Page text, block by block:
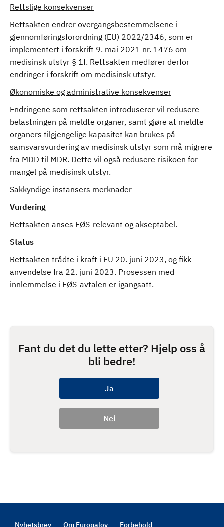
Rettslige konsekvenser
Rettsakten endrer overgangsbestemmelsene i
gjennomføringsforordning (EU) 2022/2346, som er
implementert i forskrift 9. mai 2021 nr. 1476 om
medisinsk utstyr § 1f. Rettsakten medfører derfor
endringer i forskrift om medisinsk utstyr.
Økonomiske og administrative konsekvenser
Endringene som rettsakten introduserer vil redusere
belastningen på meldte organer, samt gjøre at meldte
organers tilgjengelige kapasitet kan brukes på
samsvarsvurdering av medisinsk utstyr som må migrere
fra MDD til MDR. Dette vil også redusere risikoen for
mangel på medisinsk utstyr.
Sakkyndige instansers merknader
Vurdering
Rettsakten anses EØS-relevant og akseptabel.
Status
Rettsakten trådte i kraft i EU 20. juni 2023, og fikk
anvendelse fra 22. juni 2023. Prosessen med
innlemmelse i EØS-avtalen er igangsatt.
Fant du det du lette etter? Hjelp oss å
bli bedre!
Nyhetsbrev Om Europalov Forbehold